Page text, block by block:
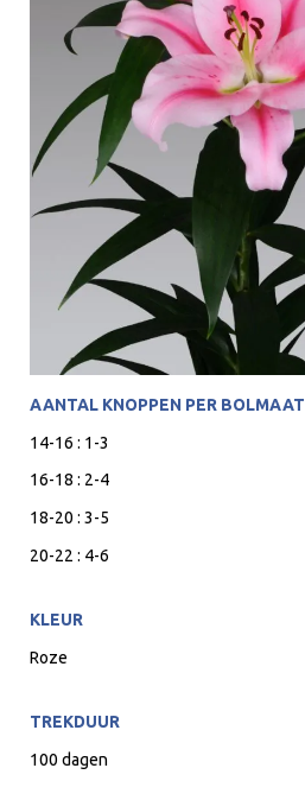
AANTAL KNOPPEN PER BOLMAAT
14-16 : 1-3
16-18 : 2-4
18-20 : 3-5
20-22 : 4-6
KLEUR
Roze
TREKDUUR
100 dagen